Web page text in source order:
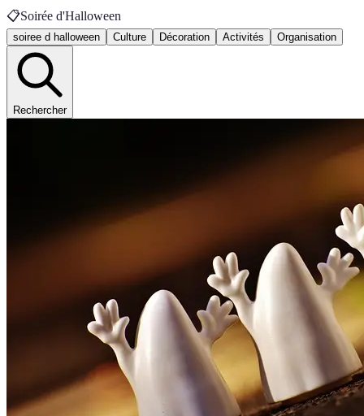
📋Soirée d'Halloween
soiree d halloween Culture Décoration Activités Organisation
Rechercher